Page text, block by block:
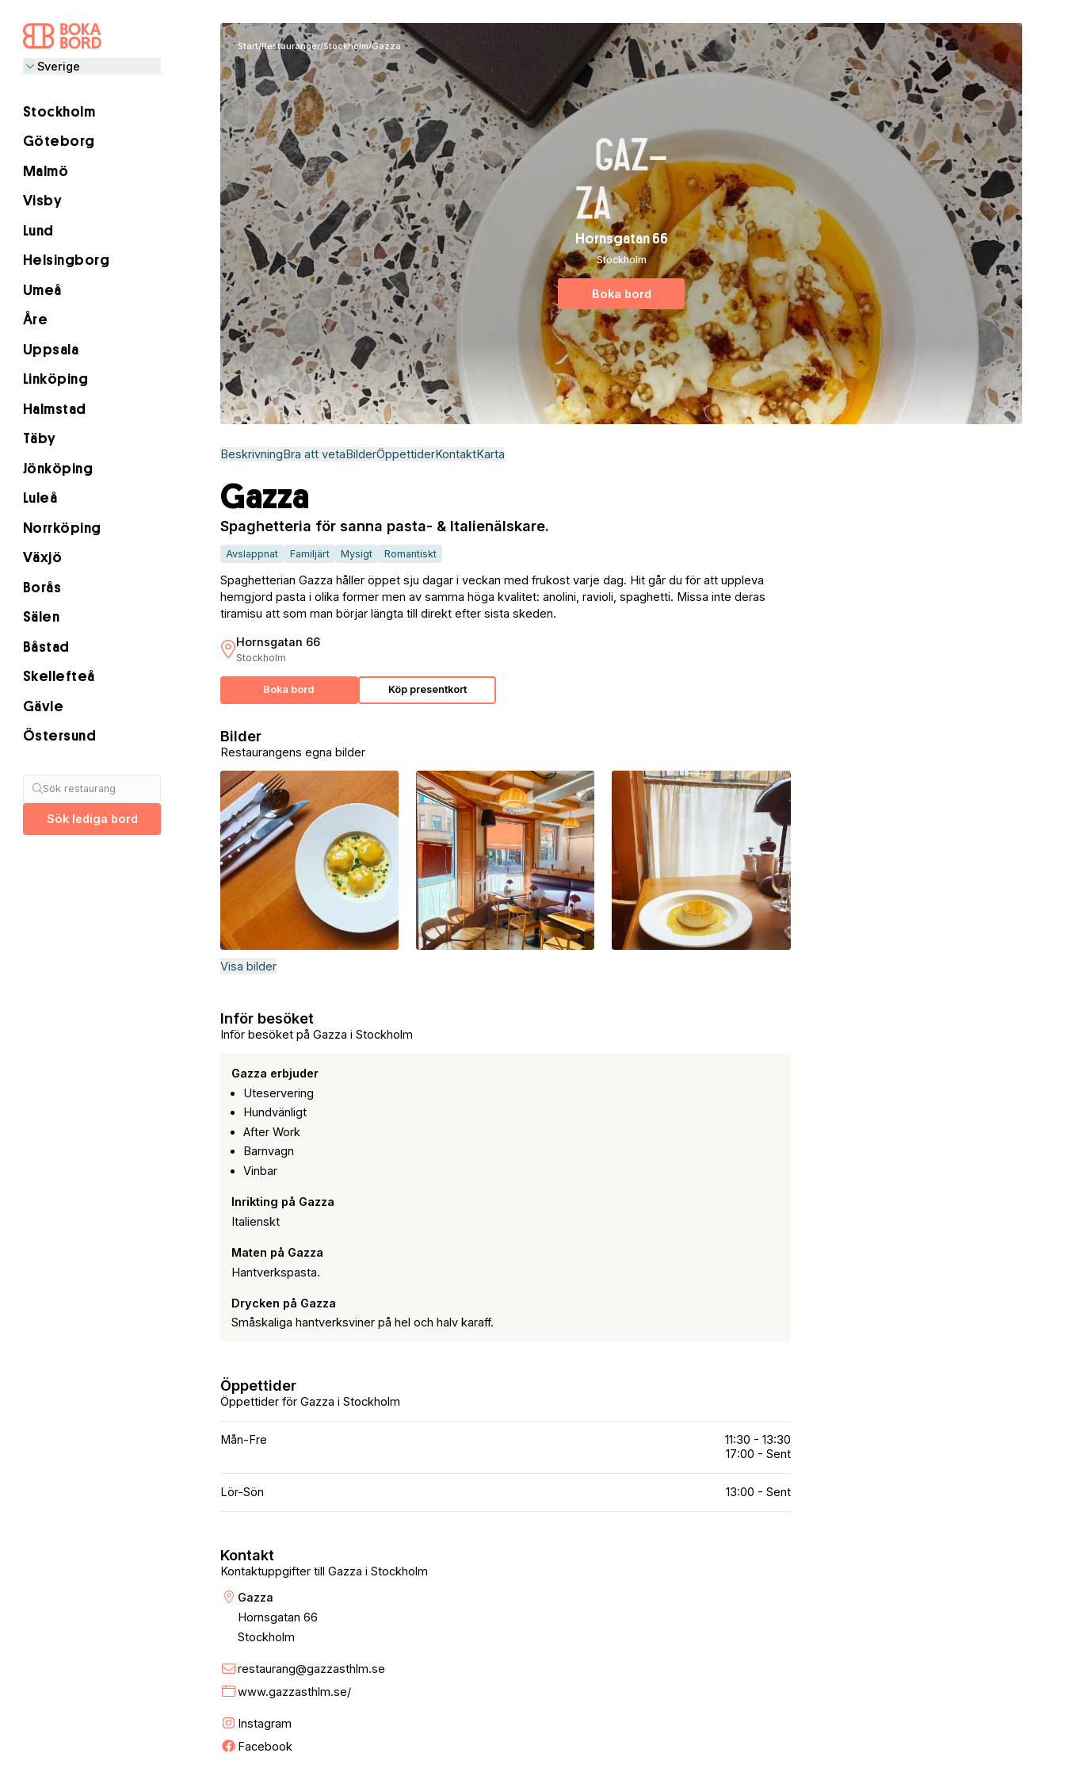
Sverige
Stockholm
Göteborg
Malmö
Visby
Lund
Helsingborg
Umeå
Åre
Uppsala
Linköping
Halmstad
Täby
Jönköping
Luleå
Norrköping
Växjö
Borås
Sälen
Båstad
Skellefteå
Gävle
Östersund
Sök restaurang
Sök lediga bord
Start/Restauranger/Stockholm/Gazza
Hornsgatan 66
Stockholm
Boka bord
BeskrivningBra att vetaBilderÖppettiderKontaktKarta
Gazza
Spaghetteria för sanna pasta- & Italienälskare.
Avslappnat Familjärt Mysigt Romantiskt
Spaghetterian Gazza håller öppet sju dagar i veckan med frukost varje dag. Hit går du för att uppleva
hemgjord pasta i olika former men av samma höga kvalitet: anolini, ravioli, spaghetti. Missa inte deras
tiramisu att som man börjar längta till direkt efter sista skeden.
Hornsgatan 66
Stockholm
Boka bord Köp presentkort
Restaurangens egna bilder
Bilder
Visa bilder
Inför besöket på Gazza i Stockholm
Inför besöket
Gazza erbjuder
Uteservering
Hundvänligt
After Work
Barnvagn
Vinbar
Inrikting på Gazza
Italienskt
Maten på Gazza
Hantverkspasta.
Drycken på Gazza
Småskaliga hantverksviner på hel och halv karaff.
Öppettider för Gazza i Stockholm
Öppettider
Mån-Fre
11:30 - 13:30
17:00 - Sent
Lör-Sön 13:00 - Sent
Kontaktuppgifter till Gazza i Stockholm
Kontakt
Gazza
Hornsgatan 66
Stockholm
restaurang@gazzasthlm.se
www.gazzasthlm.se/
Instagram
Facebook